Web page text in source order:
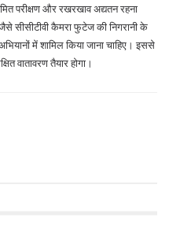
परीक्षण और रखरखाव अद्यतन रहना
सीसीटीवी कैमरा फुटेज की निगरानी के
में शामिल किया जाना चाहिए। इससे
वातावरण तैयार होगा।